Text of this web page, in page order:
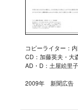
コピーライター：
CD：加藤英夫・大
AD・D：土屋絵里子
2009年 新聞広告